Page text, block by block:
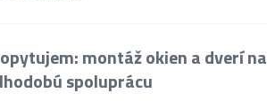
montáž okien a dverí na
spoluprácu